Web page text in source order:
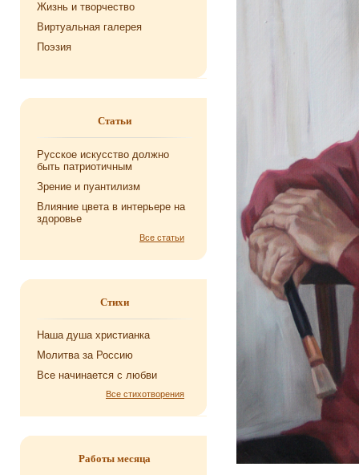
Жизнь и творчество
Виртуальная галерея
Поэзия
Статьи
Русское искусство должно
быть патриотичным
Зрение и пуантилизм
Влияние цвета в интерьере на
здоровье
Все статьи
Стихи
Наша душа хри­сти­ан­ка
Мо­лит­ва за Рос­сию
Все на­чи­на­ет­ся с любви
Все стихотворения
Работы месяца